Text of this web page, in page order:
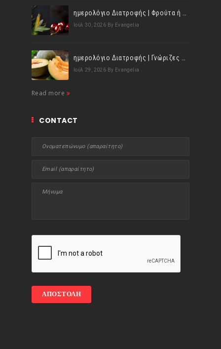
Ιούλ 30, 2026 By Evangelia
Ιούλ 29, 2026 By Evangelia
Read more
CONTACT